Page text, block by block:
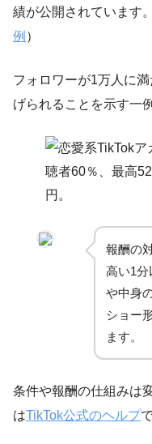
績が公開されています
例 ）
フォロワーが1万人に
げられることを示す一
報酬の
高い1
や中身
ショー
ます。
条件や報酬の仕組みは
はTikTok公式のヘルプ